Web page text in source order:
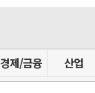
경제/금융 산업